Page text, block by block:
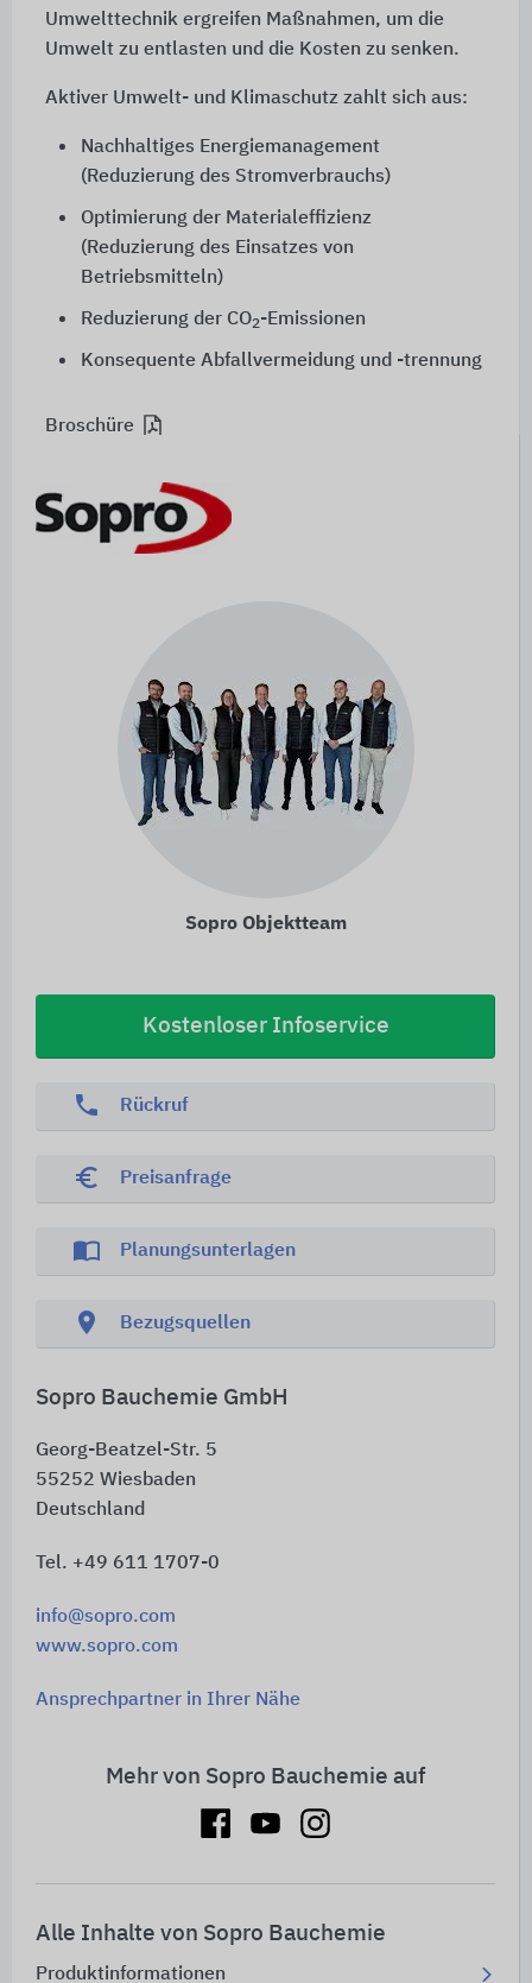
Sopro Objektteam
Kostenloser Infoservice
phone Rückruf
euro_symbol Preisanfrage
import_contacts Planungsunterlagen
location_on Bezugsquellen
Sopro Bauchemie GmbH
Georg-Beatzel-Str. 5
55252 Wiesbaden
Deutschland
Tel. +49 611 1707-0
info@sopro.com
www.sopro.com
Ansprechpartner in Ihrer Nähe
Mehr von Sopro Bauchemie auf
Alle Inhalte von Sopro Bauchemie
Produktinformationen
Umwelttechnik ergreifen Maßnahmen, um die
Umwelt zu entlasten und die Kosten zu senken.
Aktiver Umwelt- und Klimaschutz zahlt sich aus:
Nachhaltiges Energiemanagement
(Reduzierung des Stromverbrauchs)
Optimierung der Materialeffizienz
(Reduzierung des Einsatzes von
Betriebsmitteln)
Reduzierung der CO2-Emissionen
Konsequente Abfallvermeidung und -trennung
Broschüre
Broschüre
WIR HANDELN NACHHALTIG! -
Weniger Emissionen für eine lebenswerte Zukunft.